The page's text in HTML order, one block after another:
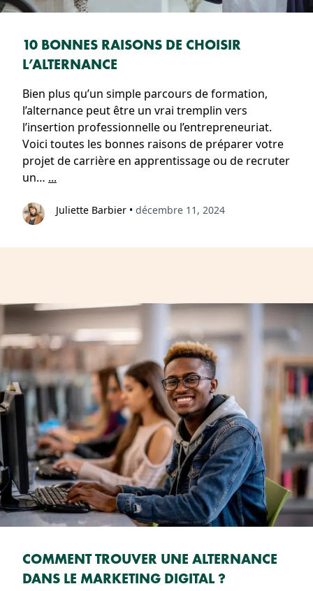
10 BONNES RAISONS DE CHOISIR
L’ALTERNANCE
Bien plus qu’un simple parcours de formation,
l’alternance peut être un vrai tremplin vers
l’insertion professionnelle ou l’entrepreneuriat.
Voici toutes les bonnes raisons de préparer votre
projet de carrière en apprentissage ou de recruter
un… ...
Juliette Barbier • décembre 11, 2024
COMMENT TROUVER UNE ALTERNANCE
DANS LE MARKETING DIGITAL ?